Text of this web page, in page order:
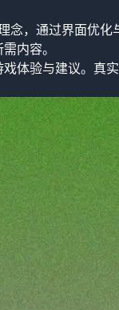
念，通过界面优
内容。
体验与建议。真